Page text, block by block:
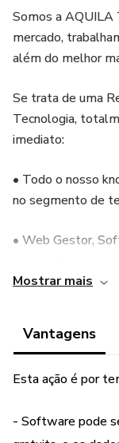
Somos a AQUILA
mercado,
além do melhor
Se trata de uma
Tecnologia,
imediato:
• Todo o nosso
no segmento de
• Web Gestor,
teste
personalizado
dados;
• E-commerce
Mostrar mais
Vantagens
Esta ação é por
- Software pode